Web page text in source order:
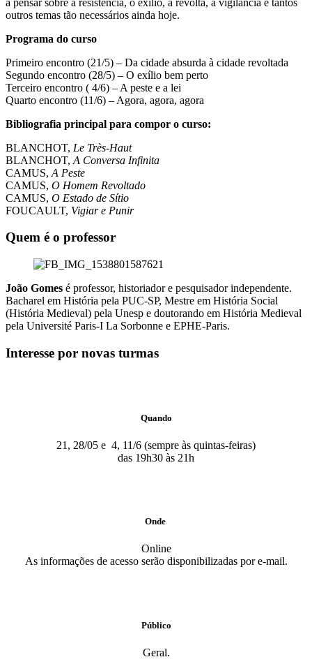
outros temas tão necessários ainda hoje.
Programa do curso
Primeiro encontro (21/5) – Da cidade absurda à cidade revoltada
Segundo encontro (28/5) – O exílio bem perto
Terceiro encontro ( 4/6) – A peste e a lei
Quarto encontro (11/6) – Agora, agora, agora
Bibliografia principal para compor o curso:
BLANCHOT, Le Très-Haut
BLANCHOT, A Conversa Infinita
CAMUS, A Peste
CAMUS, O Homem Revoltado
CAMUS, O Estado de Sítio
FOUCAULT, Vigiar e Punir
Quem é o professor
João Gomes é professor, historiador e pesquisador independente.
Bacharel em História pela PUC-SP, Mestre em História Social
(História Medieval) pela Unesp e doutorando em História Medieval
pela Université Paris-I La Sorbonne e EPHE-Paris.
Interesse por novas turmas
Quando
21, 28/05 e 4, 11/6 (sempre às quintas-feiras)
das 19h30 às 21h
Onde
Online
As informações de acesso serão disponibilizadas por e-mail.
Público
Geral.